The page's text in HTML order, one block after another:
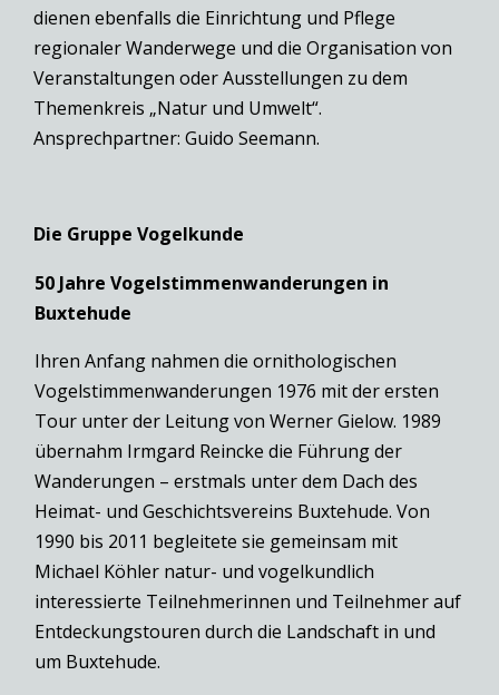
dienen ebenfalls die Einrichtung und Pflege
regionaler Wanderwege und die Organisation von
Veranstaltungen oder Ausstellungen zu dem
Themenkreis „Natur und Umwelt“.
Ansprechpartner: Guido Seemann.
Die Gruppe Vogelkunde
50 Jahre Vogelstimmenwanderungen in
Buxtehude
Ihren Anfang nahmen die ornithologischen
Vogelstimmenwanderungen 1976 mit der ersten
Tour unter der Leitung von Werner Gielow. 1989
übernahm Irmgard Reincke die Führung der
Wanderungen – erstmals unter dem Dach des
Heimat- und Geschichtsvereins Buxtehude. Von
1990 bis 2011 begleitete sie gemeinsam mit
Michael Köhler natur- und vogelkundlich
interessierte Teilnehmerinnen und Teilnehmer auf
Entdeckungstouren durch die Landschaft in und
um Buxtehude.